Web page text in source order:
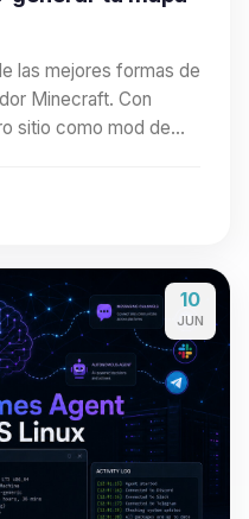
las mejores formas de
Minecraft. Con
sitio como mod de…
10
JUN